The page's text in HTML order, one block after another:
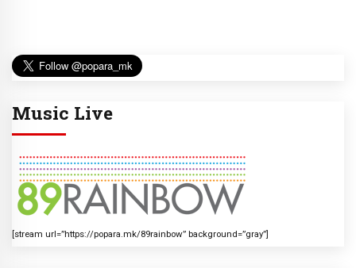
Music Live
[stream url=”https://popara.mk/89rainbow” background=”gray”]